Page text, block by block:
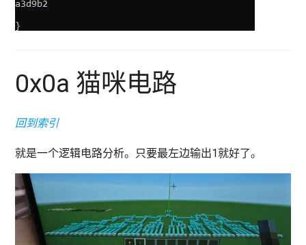
0x0a 猫咪电路
回到索引
就是一个逻辑电路分析。只要最左边输出1就好了。